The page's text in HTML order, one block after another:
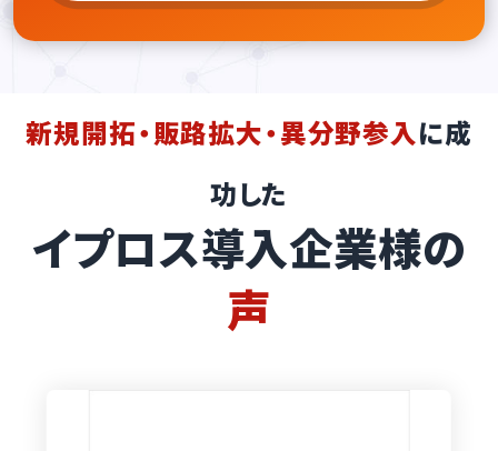
新規開拓・販路拡大・異分野参入に成
功した
イプロス導入企業様の
声